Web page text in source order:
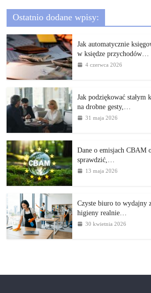
Ostatnio dodane wpisy:
Jak automatycznie
w księdze przychodów…
4 czerwca 2026
Jak podziękować stałym
na drobne gesty,…
31 maja 2026
Dane o emisjach CBAM
sprawdzić,…
13 maja 2026
Czyste biuro to wydajny
higieny realnie…
30 kwietnia 2026